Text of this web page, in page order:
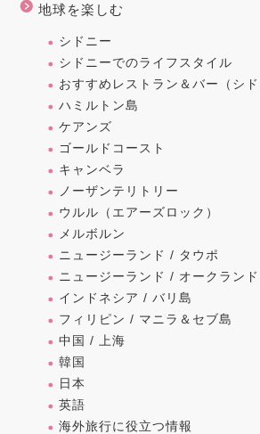
地球を楽しむ
シドニー
シドニーでのライフスタイル
おすすめレストラン＆バー（シド
ハミルトン島
ケアンズ
ゴールドコースト
キャンベラ
ノーザンテリトリー
ウルル（エアーズロック）
メルボルン
ニュージーランド / タウポ
ニュージーランド / オークランド
インドネシア / バリ島
フィリピン / マニラ＆セブ島
中国 / 上海
韓国
日本
英語
海外旅行に役立つ情報